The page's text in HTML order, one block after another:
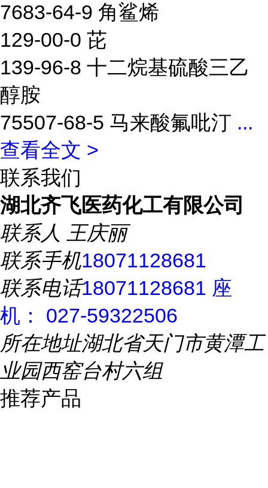
7683-64-9 角鲨烯
129-00-0 芘
139-96-8 十二烷基硫酸三乙
醇胺
75507-68-5 马来酸氟吡汀 ...
查看全文 >
联系我们
湖北齐飞医药化工有限公司
联系人 王庆丽
联系手机18071128681
联系电话18071128681 座
机： 027-59322506
所在地址湖北省天门市黄潭工
业园西窑台村六组
推荐产品